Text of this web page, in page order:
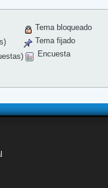
Tema bloqueado
Tema fijado
Encuesta